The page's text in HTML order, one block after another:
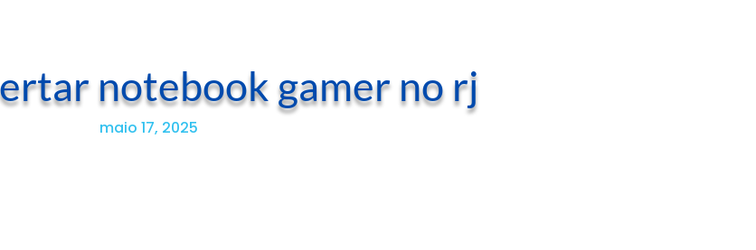
notebook gamer no rj
maio 17, 2025